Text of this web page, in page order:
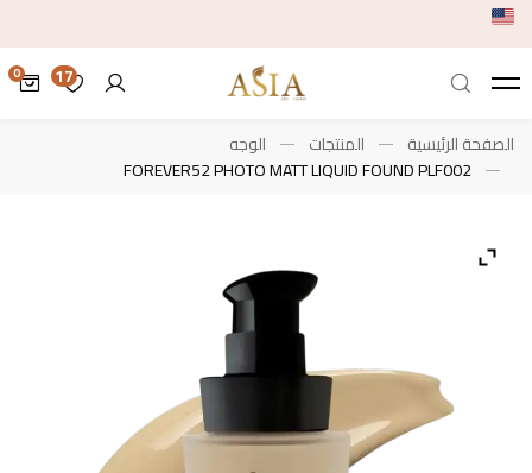
17
الصفحة الرئيسية المنتجات
الوجه
FOREVER52 PHOTO MATT LIQUID FOUND PLF002